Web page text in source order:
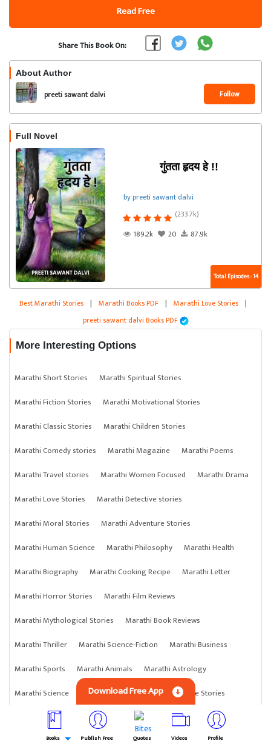
Read Free
Share This Book On:
About Author
preeti sawant dalvi Follow
Full Novel
गुंतता हृदय हे !!
by preeti sawant dalvi
(233.7k)
189.2k
20 87.9k
Total Episodes : 14
Best Marathi Stories | Marathi Books PDF | Marathi Love Stories |
preeti sawant dalvi Books PDF
More Interesting Options
Marathi Short Stories
Marathi Spiritual Stories
Marathi Fiction Stories
Marathi Motivational Stories
Marathi Classic Stories
Marathi Children Stories
Marathi Comedy stories
Marathi Magazine
Marathi Poems
Marathi Travel stories
Marathi Women Focused
Marathi Drama
Marathi Love Stories
Marathi Detective stories
Marathi Moral Stories
Marathi Adventure Stories
Marathi Human Science
Marathi Philosophy
Marathi Health
Marathi Biography
Marathi Cooking Recipe
Marathi Letter
Marathi Horror Stories
Marathi Film Reviews
Marathi Mythological Stories
Marathi Book Reviews
Marathi Thriller
Marathi Science-Fiction
Marathi Business
Marathi Sports
Marathi Animals
Marathi Astrology
Marathi Science
Marathi Anything Marathi Crime Stories
Download Free App
Books Publish Free Quotes Videos Profile